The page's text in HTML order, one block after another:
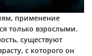
применение
только взрослыми.
существуют
с которого он